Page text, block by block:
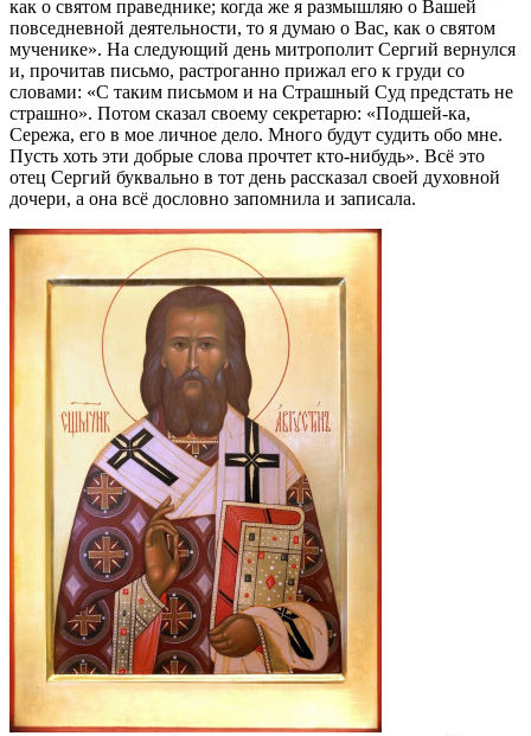
как о святом праведнике; когда же я размышляю о Вашей
повседневной деятельности, то я думаю о Вас, как о святом
мученике». На следующий день митрополит Сергий вернулся
и, прочитав письмо, растроганно прижал его к груди со
словами: «С таким письмом и на Страшный Суд предстать не
страшно». Потом сказал своему секретарю: «Подшей-ка,
Сережа, его в мое личное дело. Много будут судить обо мне.
Пусть хоть эти добрые слова прочтет кто-нибудь». Всё это
отец Сергий буквально в тот день рассказал своей духовной
дочери, а она всё дословно запомнила и записала.